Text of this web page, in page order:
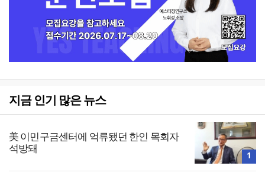
지금 인기 많은 뉴스
美 이민구금센터에 억류됐던 한인 목회자
석방돼
1